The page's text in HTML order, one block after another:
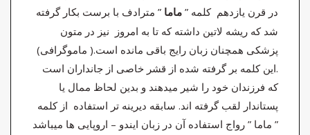
در قرن یازدهم کلمه ” ماما ” مترادف با برست بکار گرفته
شد که ریشه لاتین داشته که تا به امروز نیز در متون
پزشکی همچنان زبان رایج باقی مانده است.( ماموگرافی)
.این کلمه بر گرفته شده از قشر خاصی از جانداران است
که فرزندان خود را شیر میدهند و بدین لحاظ ممال یا
پستاندار لقب گرفته اند. سابقه دیرینه تر استفاده از کلمه
” ماما ” رواج استفاده آن در زبان ایندو – اروپایی ها میباشد